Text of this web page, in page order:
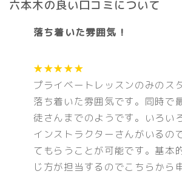
六本木の良い口コミについて
落ち着いた雰囲気！
★★★★★
プライベートレッスンのみのス
落ち着いた雰囲気です。同時で
徒さんまでのようです。いろい
インストラクターさんがいるの
てもらうことが可能です。基本
じ方が担当するのでこちらから